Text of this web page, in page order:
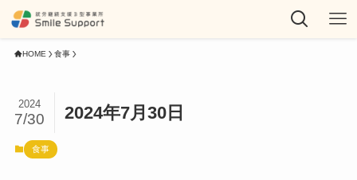
HOME 食事
2024年7月30日
2024
7/30
食事